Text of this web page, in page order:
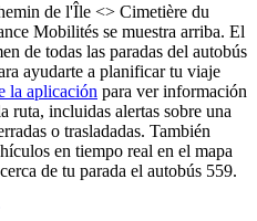
de l'Île <> Cimetière du
Mobilités se muestra arriba. El
de todas las paradas del autobús
ayudarte a planificar tu viaje
la aplicación para ver información
ruta, incluidas alertas sobre una
o trasladadas. También
en tiempo real en el mapa
de tu parada el autobús 559.